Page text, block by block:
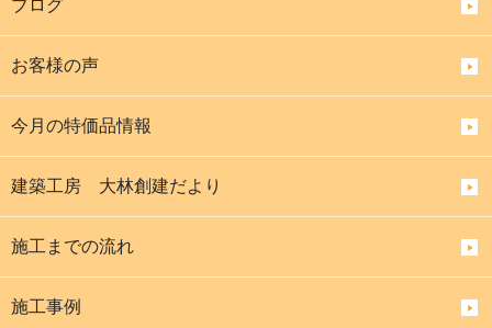
ブログ
お客様の声
今月の特価品情報
建築工房 大林創建だより
施工までの流れ
施工事例